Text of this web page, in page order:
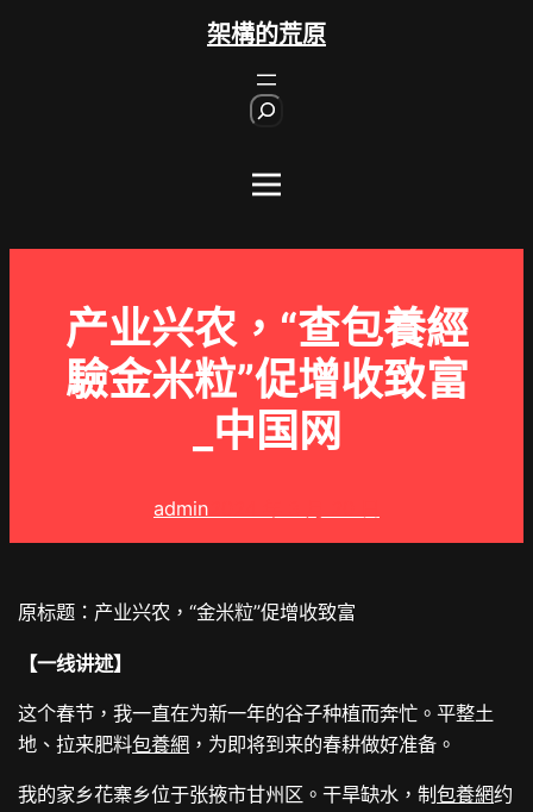
架構的荒原
产业兴农，“查包養經
驗金米粒”促增收致富
_中国网
admin
原标题：产业兴农，“金米粒”促增收致富
【一线讲述】
这个春节，我一直在为新一年的谷子种植而奔忙。平整土
地、拉来肥料包養網 ，为即将到来的春耕做好准备。
我的家乡花寨乡位于张掖市甘州区。干旱缺水，制包養網约